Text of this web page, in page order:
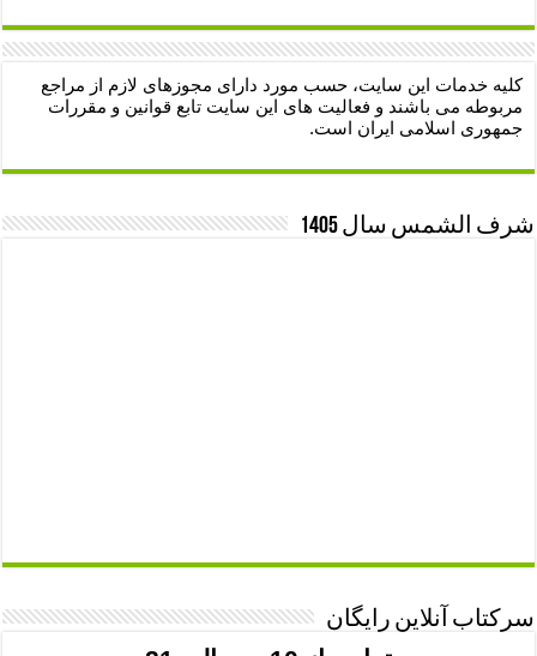
کلیه خدمات این سایت، حسب مورد دارای مجوزهای لازم از مراجع
مربوطه می باشند و فعالیت های این سایت تابع قوانین و مقررات
جمهوری اسلامی ایران است.
شرف الشمس سال 1405
سرکتاب آنلاین رایگان